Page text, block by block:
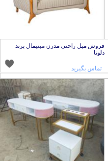
فروش مبل راحتی مدرن مینیمال برند
دلونا
تماس بگیرید